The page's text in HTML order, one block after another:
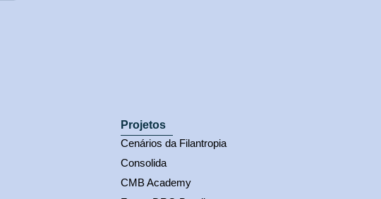
Projetos
Cenários da Filantropia
Consolida
CMB Academy